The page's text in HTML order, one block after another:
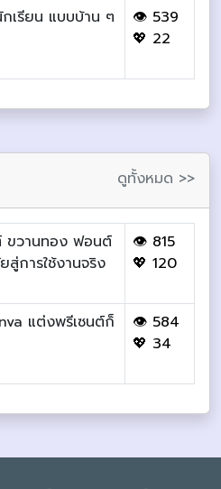
เรียน แบบบ้าน ๆ
👁 539
💖 22
ดูทั้งหมด >>
ขวานทอง ฟอนต์
การใช้งานจริง
👁 815
💖 120
แต่งพรีเซนต์ก็
👁 584
💖 34